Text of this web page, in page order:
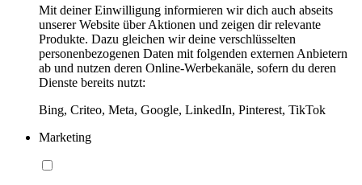
Mit deiner Einwilligung informieren wir dich auch abseits
unserer Website über Aktionen und zeigen dir relevante
Produkte. Dazu gleichen wir deine verschlüsselten
personenbezogenen Daten mit folgenden externen Anbietern
ab und nutzen deren Online-Werbekanäle, sofern du deren
Dienste bereits nutzt:
Bing, Criteo, Meta, Google, LinkedIn, Pinterest, TikTok
Marketing